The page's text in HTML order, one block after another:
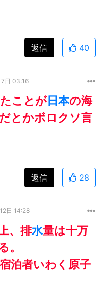
返信
40
日 03:16
ことが日本の海
とかボロクソ言
返信 28
日 14:28
、排水量は十万
。
泊者いわく原子